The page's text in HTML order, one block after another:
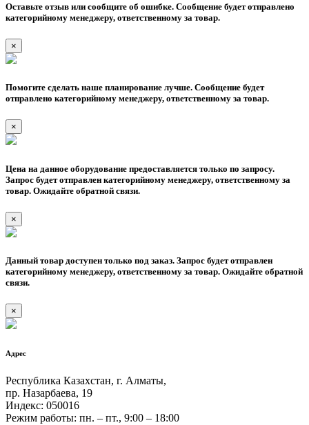
Оставьте отзыв или сообщите об ошибке. Сообщение будет отправлено
категорийному менеджеру, ответственному за товар.
×
Помогите сделать наше планирование лучше. Сообщение будет
отправлено категорийному менеджеру, ответственному за товар.
×
Цена на данное оборудование предоставляется только по запросу.
Запрос будет отправлен категорийному менеджеру, ответственному за
товар. Ожидайте обратной связи.
×
Данный товар доступен только под заказ. Запрос будет отправлен
категорийному менеджеру, ответственному за товар. Ожидайте обратной
связи.
×
Адрес
Республика Казахстан, г. Алматы,
пр. Назарбаева, 19
Индекс: 050016
Режим работы: пн. – пт., 9:00 – 18:00